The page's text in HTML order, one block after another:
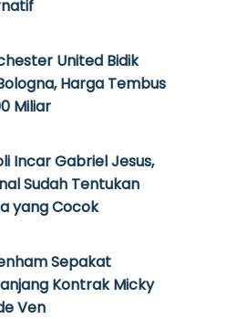
United Bidik
Harga Tembus
Miliar
Incar Gabriel Jesus,
Sudah Tentukan
yang Cocok
Sepakat
Kontrak Micky
Ven